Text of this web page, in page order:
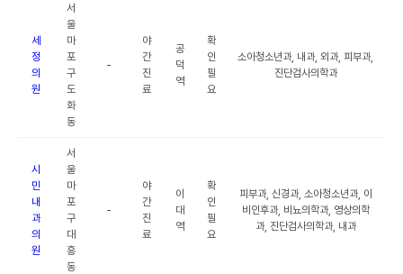
세
정
의
원
서
울
마
포
구
도
화
동
-
야
간
진
료
공
덕
역
확
인
필
요
소아청소년과, 내과, 외과, 피부과,
진단검사의학과
시
민
내
과
의
원
서
울
마
포
구
대
흥
동
-
야
간
진
료
이
대
역
확
인
필
요
피부과, 신경과, 소아청소년과, 이
비인후과, 비뇨의학과, 영상의학
과, 진단검사의학과, 내과